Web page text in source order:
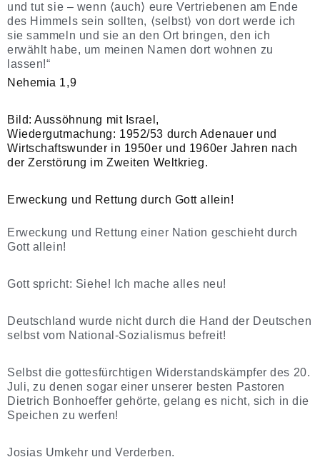
und tut sie – wenn ⟨auch⟩ eure Vertriebenen am Ende
des Himmels sein sollten, ⟨selbst⟩ von dort werde ich
sie sammeln und sie an den Ort bringen, den ich
erwählt habe, um meinen Namen dort wohnen zu
lassen!“
Nehemia 1,9
Bild: Aussöhnung mit Israel,
Wiedergutmachung: 1952/53 durch Adenauer und
Wirtschaftswunder in 1950er und 1960er Jahren nach
der Zerstörung im Zweiten Weltkrieg.
Erweckung und Rettung durch Gott allein!
Erweckung und Rettung einer Nation geschieht durch
Gott allein!
Gott spricht: Siehe! Ich mache alles neu!
Deutschland wurde nicht durch die Hand der Deutschen
selbst vom National-Sozialismus befreit!
Selbst die gottesfürchtigen Widerstandskämpfer des 20.
Juli, zu denen sogar einer unserer besten Pastoren
Dietrich Bonhoeffer gehörte, gelang es nicht, sich in die
Speichen zu werfen!
Josias Umkehr und Verderben.